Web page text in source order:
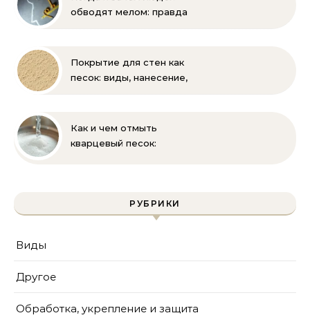
обводят мелом: правда
Покрытие для стен как
песок: виды, нанесение,
Как и чем отмыть
кварцевый песок:
РУБРИКИ
Виды
Другое
Обработка, укрепление и защита